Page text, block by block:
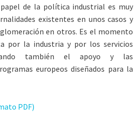
de la política industrial es muy
existentes en unos casos y
en otros. Es el momento
por la industria y por los servicios
también el apoyo y las
europeos diseñados para la
PDF)